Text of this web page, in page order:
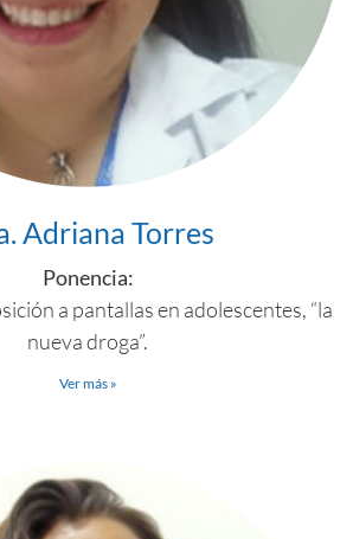
Adriana Torres
Ponencia:
a pantallas en adolescentes, “la
nueva droga”.
Ver más »